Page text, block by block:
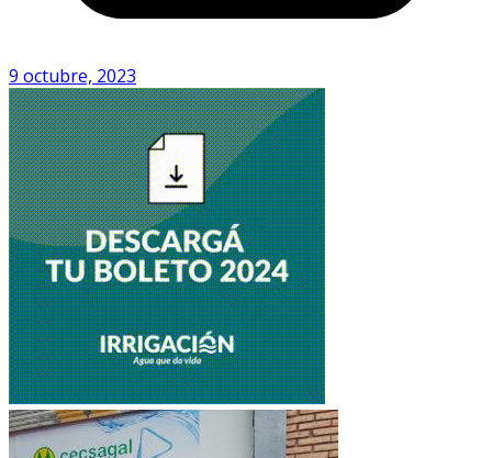
9 octubre, 2023